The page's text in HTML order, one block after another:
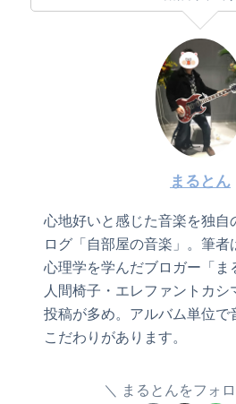
まるとん
心地好いと感じた音楽を独自
ログ「自部屋の音楽」。筆者
心理学を学んだブロガー「ま
人間椅子・エレファントカ
投稿が多め。アルバム単位で
こだわりがあります。
まるとんをフォ